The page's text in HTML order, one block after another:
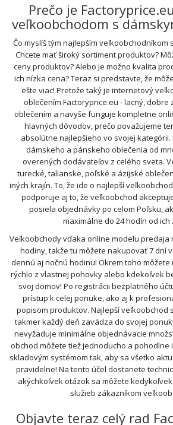
Prečo je
veľkoobchodom s
Čo myslíš tým najlepším veľkoobchodníkom
Chcete mať široký sortiment produktov?
ceny produktov? Alebo je možno kvalita
ich nízka cena? Teraz si predstavte, že
ešte viac! Pretože taký je internetový
oblečením Factoryprice.eu - lacný,
oblečením a navyše funguje kompletne
hlavných dôvodov, prečo považujeme
absolútne najlepšieho vo svojej
dámskeho a pánskeho oblečenia od
overených dodávateľov z celého sveta.
turecké, talianske, poľské a ázijské
iných krajín. To, že ide o najlepší
podporuje aj to, že veľkoobchod
posiela objednávky po celom Poľsku,
maximálne do 24 hodín od ich
Veľkoobchody vďaka online modelu predaja
hodiny, takže tu môžete nakupovať 7 dní
dennú aj nočnú hodinu! Okrem toho
rýchlo z vlastnej pohovky alebo kdekoľvek
svoj domov! Po registrácii bezplatného
prístup k celej ponuke, ako aj k
popisom produktov. Najlepší veľkoobchod
takmer každý deň zavádza do svojej
nevyžaduje minimálne objednávacie
obchod môžete tiež jednoducho a
skladovým systémom tak, aby sa všetko
pravidelne! Na tento účel dostanete
akýchkoľvek otázok sa môžete
služieb zákazníkom
Objavte teraz celý rad